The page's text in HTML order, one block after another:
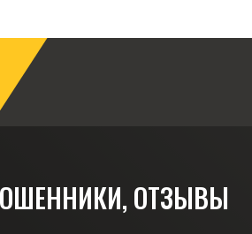
МОШЕННИКИ, ОТЗЫВЫ